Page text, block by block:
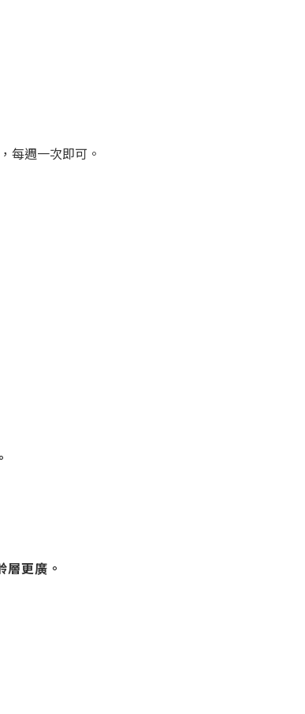
每週一次即可。
更廣。